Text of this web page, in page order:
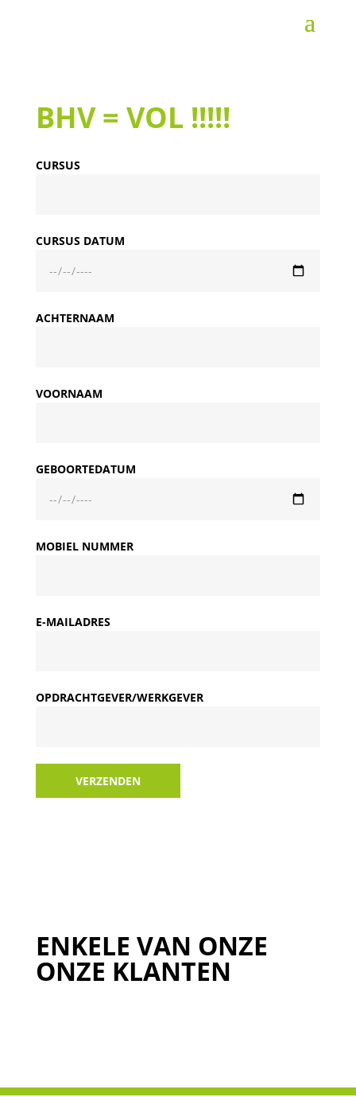
BHV = VOL !!!!!
CURSUS
CURSUS DATUM
ACHTERNAAM
VOORNAAM
GEBOORTEDATUM
MOBIEL NUMMER
E-MAILADRES
OPDRACHTGEVER/WERKGEVER
VERZENDEN
ENKELE VAN ONZE
ONZE KLANTEN